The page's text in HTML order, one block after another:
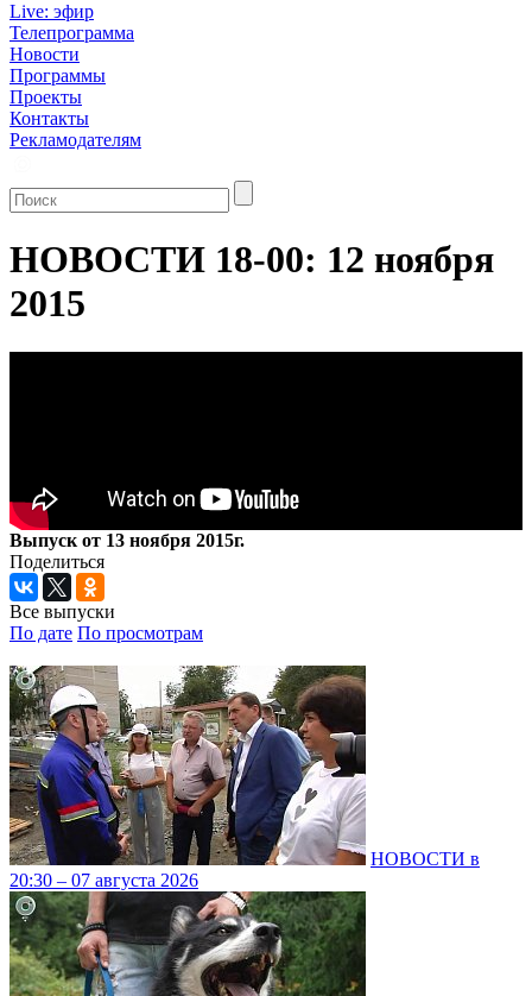
Live: эфир
Телепрограмма
Новости
Программы
Проекты
Контакты
Рекламодателям
НОВОСТИ 18-00: 12 ноября
2015
Выпуск от 13 ноября 2015г.
Поделиться
Все выпуски
По дате По просмотрам
НОВОСТИ в
20:30 – 07 августа 2026